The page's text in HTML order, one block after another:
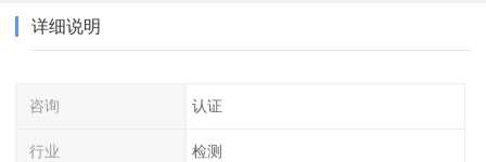
详细说明
咨询 认证
行业 检测